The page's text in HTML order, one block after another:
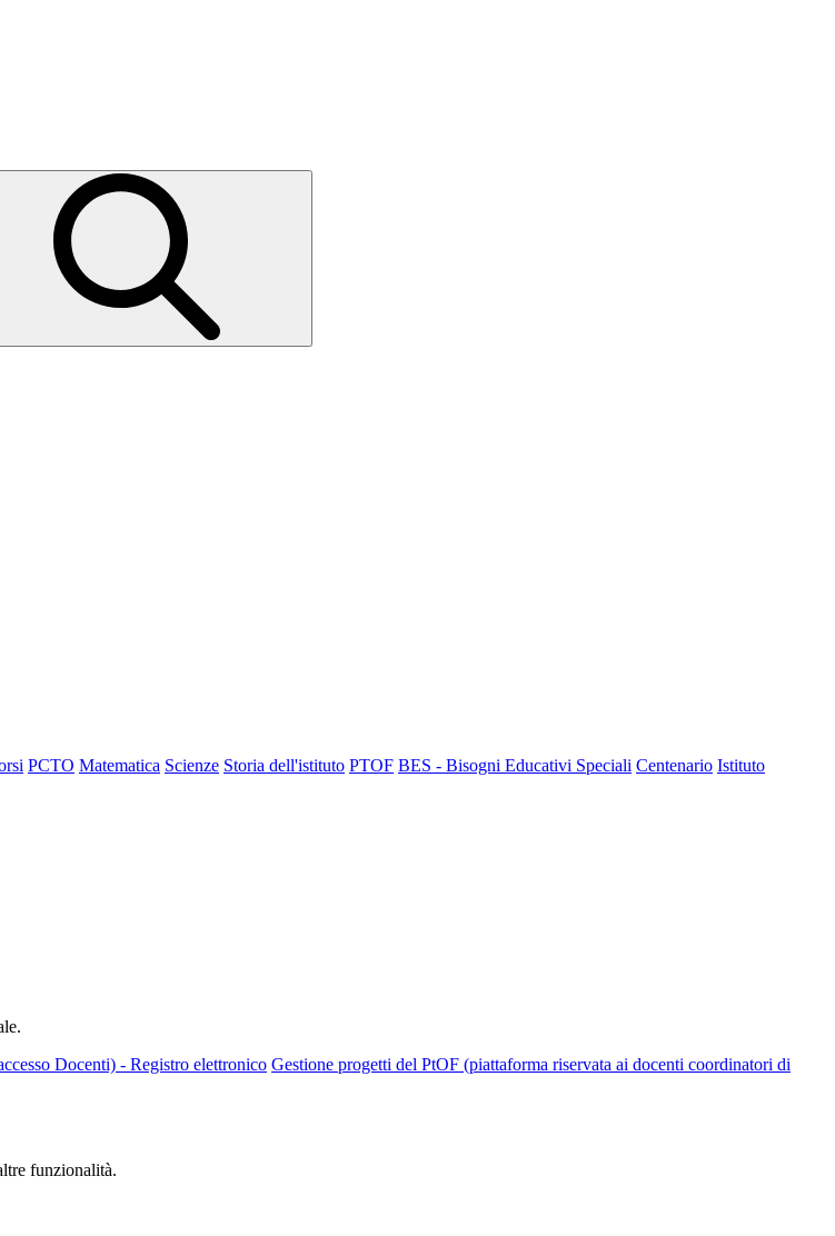
PCTO Matematica Scienze Storia dell'istituto PTOF BES - Bisogni Educativi Speciali Centenario Istituto
Docenti) - Registro elettronico Gestione progetti del PtOF (piattaforma riservata ai docenti coordinatori di
funzionalità.